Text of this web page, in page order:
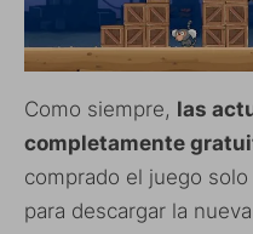
Como siempre, las
completamente
comprado el juego
para descargar la